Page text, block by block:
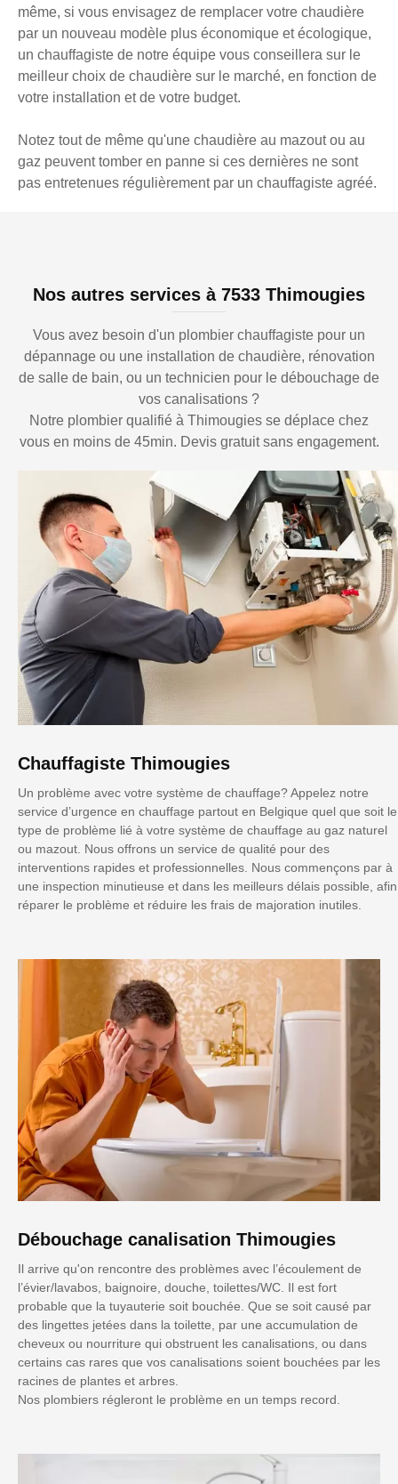
même, si vous envisagez de remplacer votre chaudière
par un nouveau modèle plus économique et écologique,
un chauffagiste de notre équipe vous conseillera sur le
meilleur choix de chaudière sur le marché, en fonction de
votre installation et de votre budget.
Notez tout de même qu'une chaudière au mazout ou au
gaz peuvent tomber en panne si ces dernières ne sont
pas entretenues régulièrement par un chauffagiste agréé.
Nos autres services à 7533 Thimougies
Vous avez besoin d'un plombier chauffagiste pour un
dépannage ou une installation de chaudière, rénovation
de salle de bain, ou un technicien pour le débouchage de
vos canalisations ?
Notre plombier qualifié à Thimougies se déplace chez
vous en moins de 45min. Devis gratuit sans engagement.
Chauffagiste Thimougies
Un problème avec votre système de chauffage? Appelez notre
service d’urgence en chauffage partout en Belgique quel que soit le
type de problème lié à votre système de chauffage au gaz naturel
ou mazout. Nous offrons un service de qualité pour des
interventions rapides et professionnelles. Nous commençons par à
une inspection minutieuse et dans les meilleurs délais possible, afin
réparer le problème et réduire les frais de majoration inutiles.
Débouchage canalisation Thimougies
Il arrive qu'on rencontre des problèmes avec l’écoulement de
l’évier/lavabos, baignoire, douche, toilettes/WC. Il est fort
probable que la tuyauterie soit bouchée. Que se soit causé par
des lingettes jetées dans la toilette, par une accumulation de
cheveux ou nourriture qui obstruent les canalisations, ou dans
certains cas rares que vos canalisations soient bouchées par les
racines de plantes et arbres.
Nos plombiers régleront le problème en un temps record.